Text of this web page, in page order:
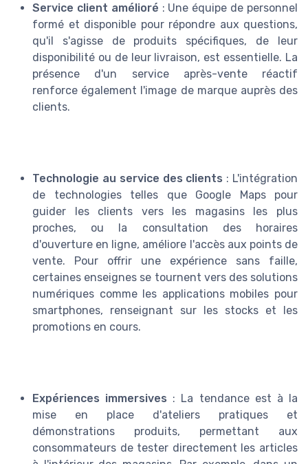
Service client amélioré : Une équipe de personnel
formé et disponible pour répondre aux questions,
qu'il s'agisse de produits spécifiques, de leur
disponibilité ou de leur livraison, est essentielle. La
présence d'un service après-vente réactif
renforce également l'image de marque auprès des
clients.
Technologie au service des clients : L'intégration
de technologies telles que Google Maps pour
guider les clients vers les magasins les plus
proches, ou la consultation des horaires
d'ouverture en ligne, améliore l'accès aux points de
vente. Pour offrir une expérience sans faille,
certaines enseignes se tournent vers des solutions
numériques comme les applications mobiles pour
smartphones, renseignant sur les stocks et les
promotions en cours.
Expériences immersives : La tendance est à la
mise en place d'ateliers pratiques et
démonstrations produits, permettant aux
consommateurs de tester directement les articles